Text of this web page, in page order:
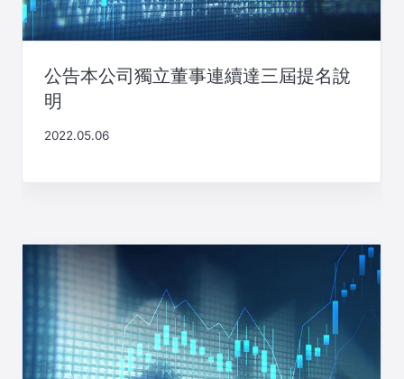
公告本公司獨立董事連續達三屆提名說
明
2022.05.06